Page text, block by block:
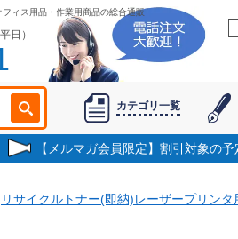
ィス用品・作業用商品の総合通販
日）
カテゴリ一覧
【メルマガ会員限定】割引対象の
リサイクルトナー(即納)レーザープリンタ